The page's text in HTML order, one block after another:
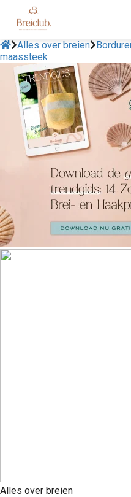
Alles over breien
maassteek
Alles over breien